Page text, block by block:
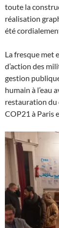
toute la
réalisation
été
La fresque met
d’action des
gestion
humain à l’eau
restauration du
COP21 à Paris